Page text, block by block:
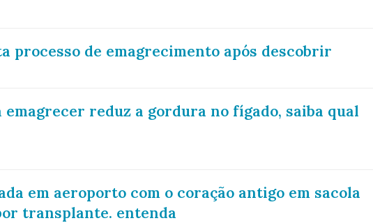
processo de emagrecimento após descobrir
emagrecer reduz a gordura no fígado, saiba qual
em aeroporto com o coração antigo em sacola
transplante. entenda